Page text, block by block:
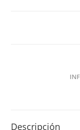
Descripción